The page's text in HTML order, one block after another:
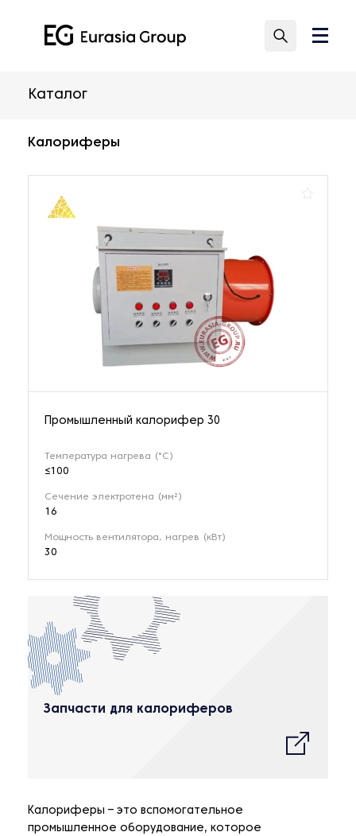
Каталог
Калориферы
Промышленный калорифер 30
Температура нагрева (°С)
≤100
Сечение электротена (мм²)
16
Мощность вентилятора, нагрев (кВт)
30
Запчасти для калориферов
Калориферы – это вспомогательное
промышленное оборудование, которое